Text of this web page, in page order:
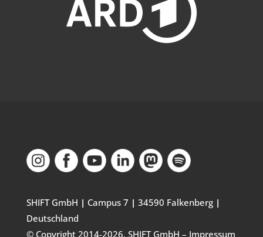
SHIFT GmbH | Campus 7 | 34590 Falkenberg |
Deutschland
© Copyright 2014-2026. SHIFT GmbH – Impressum